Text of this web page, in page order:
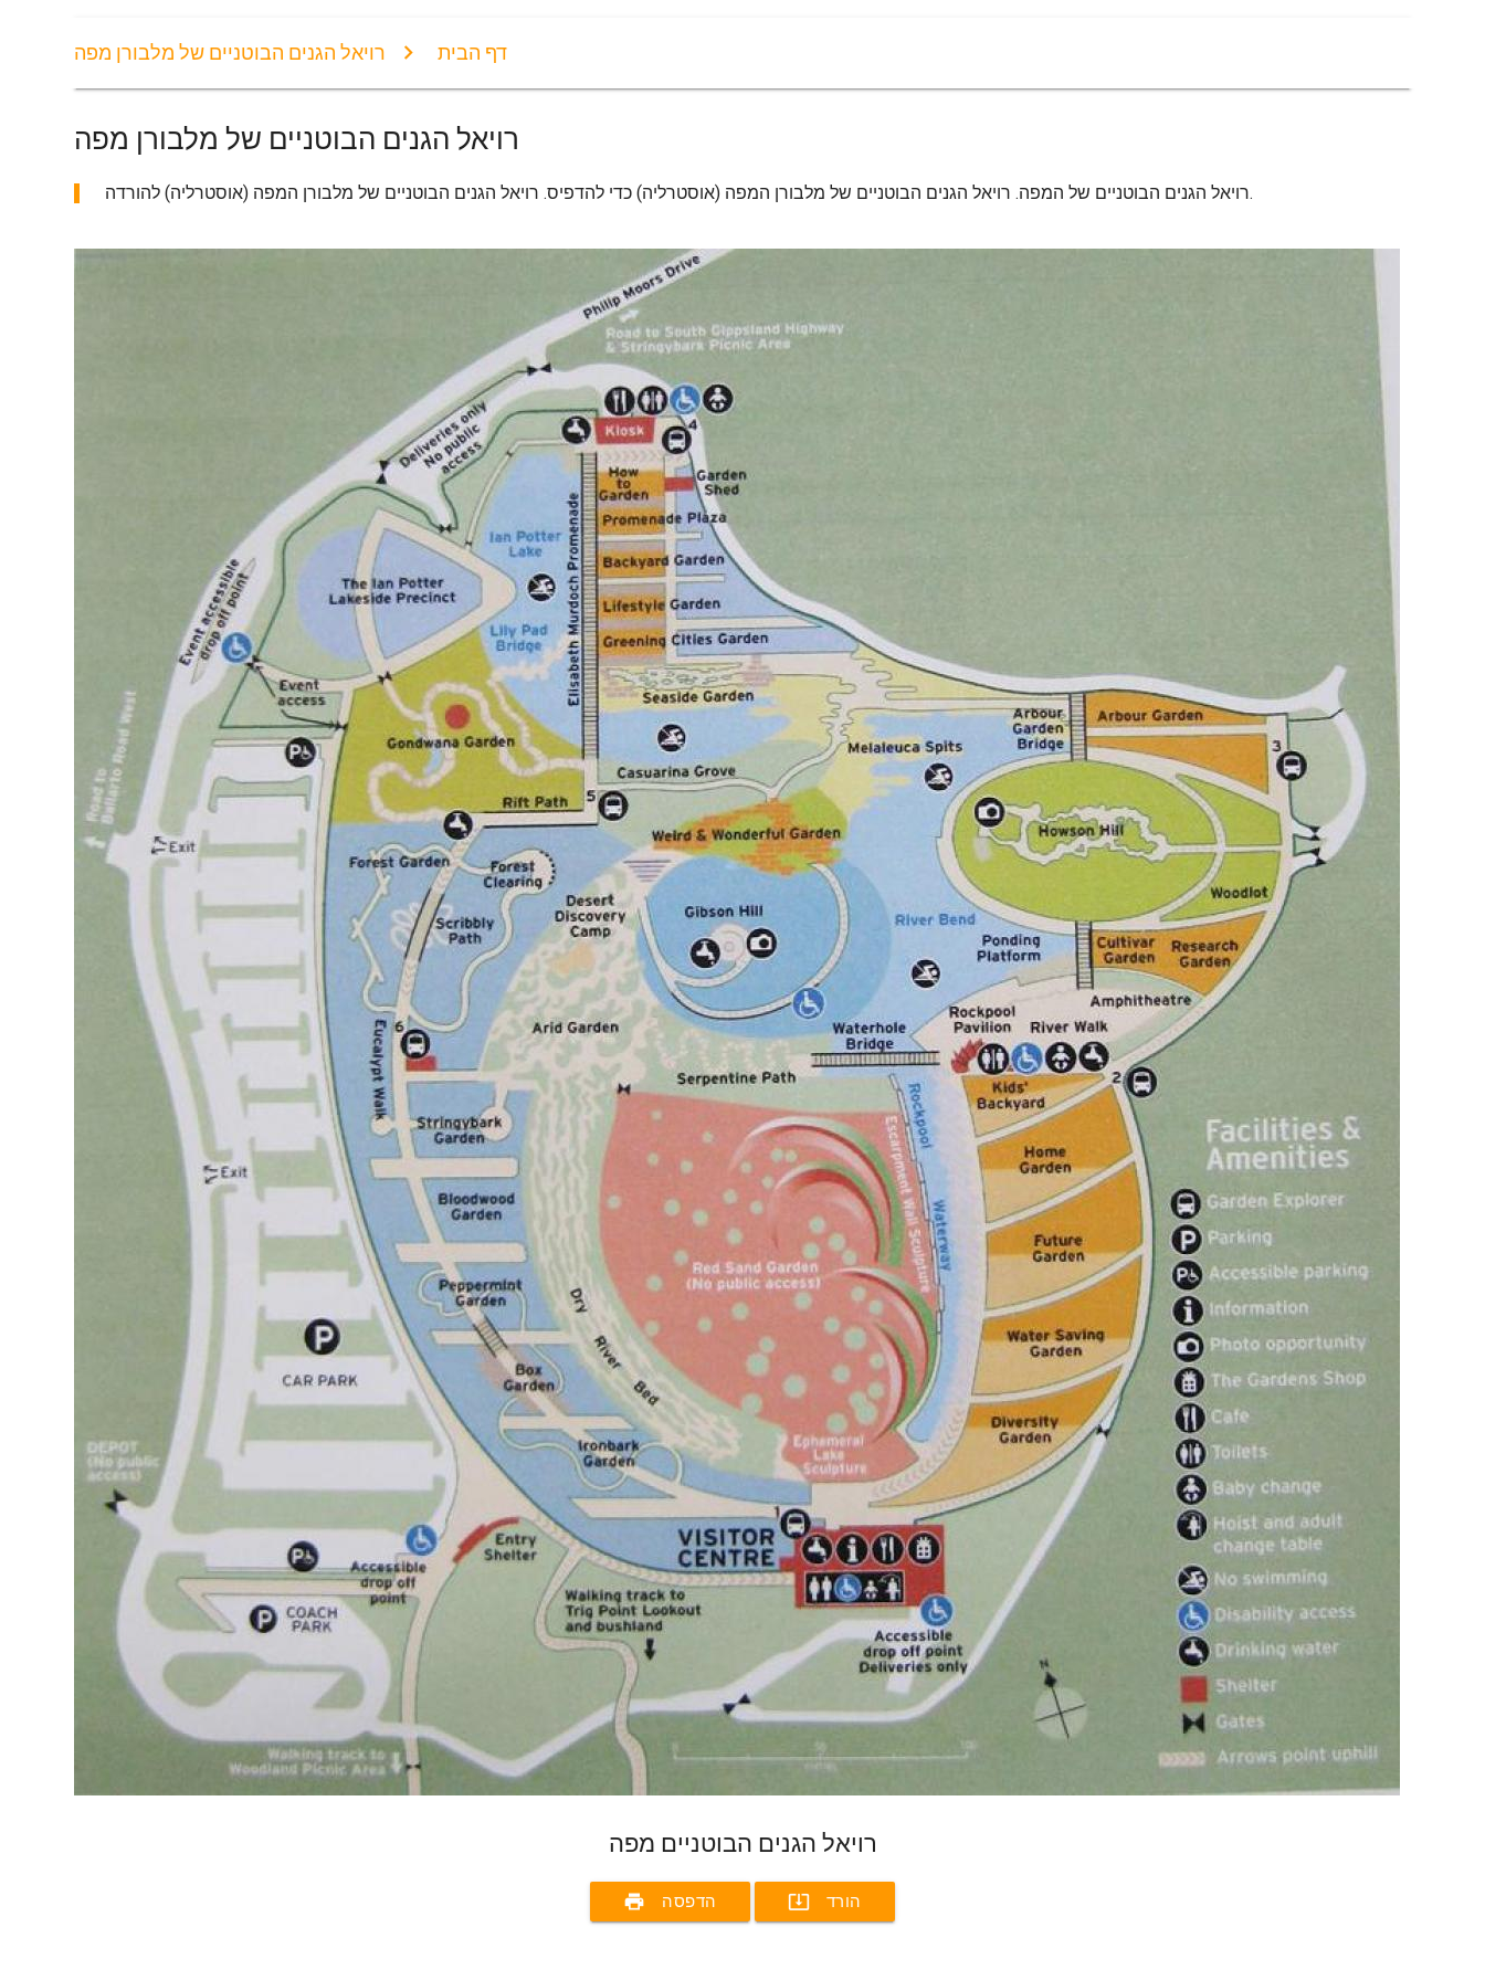
דף הבית רויאל הגנים הבוטניים של מלבורן מפה
רויאל הגנים הבוטניים של מלבורן מפה
רויאל הגנים הבוטניים של המפה. רויאל הגנים הבוטניים של מלבורן המפה (אוסטרליה) כדי להדפיס. רויאל הגנים הבוטניים של מלבורן המפה (אוסטרליה) להורדה.
רויאל הגנים הבוטניים מפה
print הדפסה system_update_alt הורד